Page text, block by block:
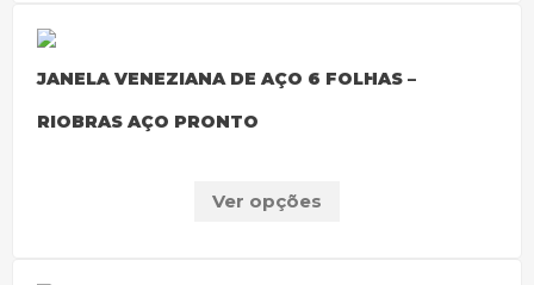
JANELA VENEZIANA DE AÇO 6 FOLHAS –
RIOBRAS AÇO PRONTO
Ver opções